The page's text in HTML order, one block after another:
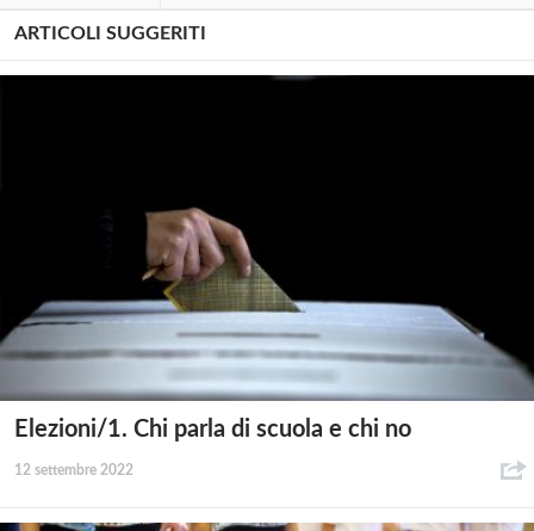
ARTICOLI SUGGERITI
Elezioni/1. Chi parla di scuola e chi no
12 settembre 2022